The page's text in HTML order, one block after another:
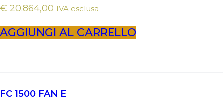
€ 20.864,00 IVA esclusa
AGGIUNGI AL CARRELLO
FC 1500 FAN E